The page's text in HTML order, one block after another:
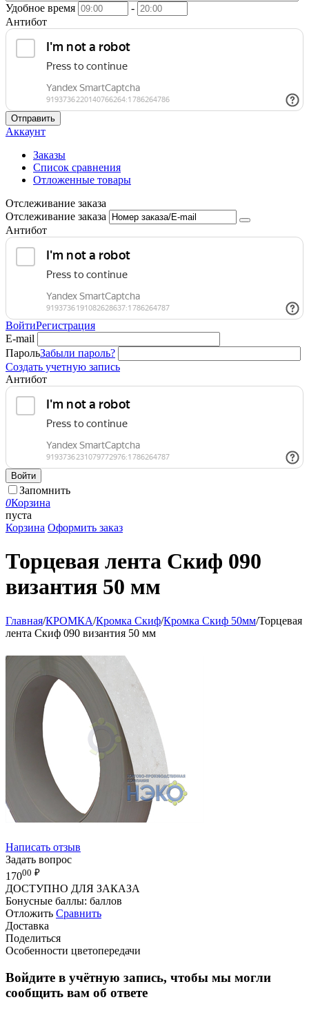
Удобное время
-
Антибот
Отправить
Аккаунт
Заказы
Список сравнения
Отложенные товары
Отслеживание заказа
Отслеживание заказа
Антибот
ВойтиРегистрация
E-mail
ПарольЗабыли пароль?
Создать учетную запись
Антибот
Войти
Запомнить
0Корзина
пуста
Корзина Оформить заказ
Торцевая лента Скиф 090
византия 50 мм
Главная/КРОМКА/Кромка Скиф/Кромка Скиф 50мм/Торцевая
лента Скиф 090 византия 50 мм
Написать отзыв
Задать вопрос
17000 ₽
ДОСТУПНО ДЛЯ ЗАКАЗА
Бонусные баллы: баллов
Отложить Сравнить
Доставка
Поделиться
Особенности цветопередачи
Войдите в учётную запись, чтобы мы могли
сообщить вам об ответе